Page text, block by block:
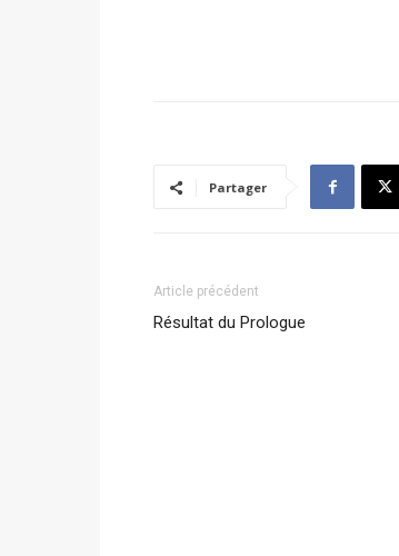
Partager
Article précédent
Résultat du Prologue